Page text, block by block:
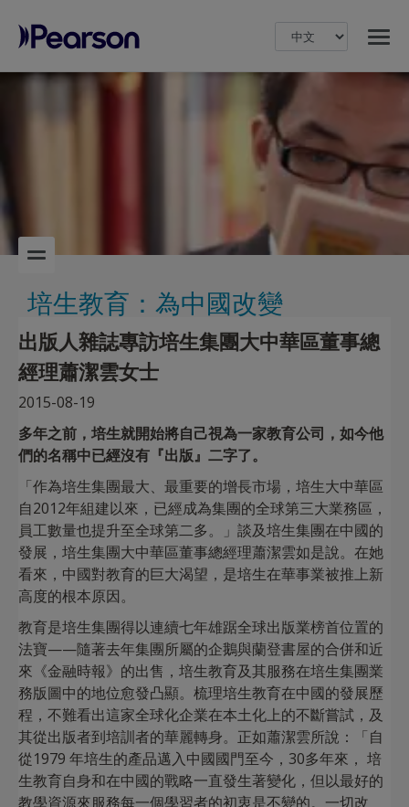
Pearson
培生教育：為中國改變
出版人雜誌專訪培生集團大中華區董事總
經理蕭潔雲女士
2015-08-19
多年之前，培生就開始將自己視為一家教育公司，如今他
們的名稱中已經沒有『出版』二字了。
「作為培生集團最大、最重要的增長市場，培生大中華區
自2012年組建以來，已經成為集團的全球第三大業務區，
員工數量也提升至全球第二多。」談及培生集團在中國的
發展，培生集團大中華區董事總經理蕭潔雲如是說。在她
看來，中國對教育的巨大渴望，是培生在華事業被推上新
高度的根本原因。
教育是培生集團得以連續七年雄踞全球出版業榜首位置的
法寶——隨著去年集團所屬的企鵝與蘭登書屋的合併和近
來《金融時報》的出售，培生教育及其服務在培生集團業
務版圖中的地位愈發凸顯。梳理培生教育在中國的發展歷
程，不難看出這家全球化企業在本土化上的不斷嘗試，及
其從出版者到培訓者的華麗轉身。正如蕭潔雲所說：「自
從1979 年培生的產品邁入中國國門至今，30多年來， 培
生教育自身和在中國的戰略一直發生著變化，但以最好的
教學資源來服務每一個學習者的初衷是不變的。一切改